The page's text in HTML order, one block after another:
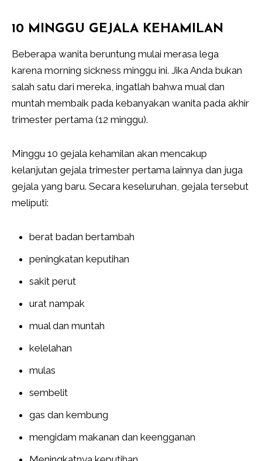
10 MINGGU GEJALA KEHAMILAN
Beberapa wanita beruntung mulai merasa lega
karena morning sickness minggu ini. Jika Anda bukan
salah satu dari mereka, ingatlah bahwa mual dan
muntah membaik pada kebanyakan wanita pada akhir
trimester pertama (12 minggu).
Minggu 10 gejala kehamilan akan mencakup
kelanjutan gejala trimester pertama lainnya dan juga
gejala yang baru. Secara keseluruhan, gejala tersebut
meliputi:
berat badan bertambah
peningkatan keputihan
sakit perut
urat nampak
mual dan muntah
kelelahan
mulas
sembelit
gas dan kembung
mengidam makanan dan keengganan